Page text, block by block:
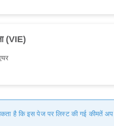
(VIE)
है कि इस पेज पर लिस्ट की गई कीमतें